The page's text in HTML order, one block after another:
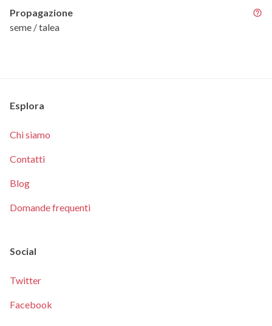
Propagazione
seme / talea
Esplora
Chi siamo
Contatti
Blog
Domande frequenti
Social
Twitter
Facebook